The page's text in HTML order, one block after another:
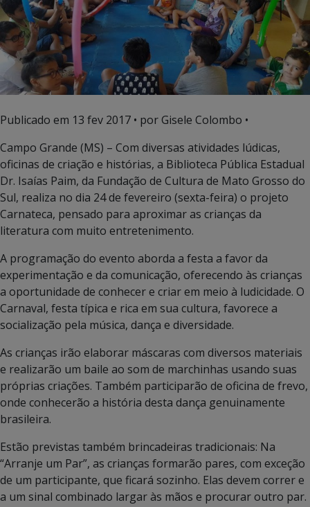
Publicado em 13 fev 2017 • por Gisele Colombo •
Campo Grande (MS) – Com diversas atividades lúdicas,
oficinas de criação e histórias, a Biblioteca Pública Estadual
Dr. Isaías Paim, da Fundação de Cultura de Mato Grosso do
Sul, realiza no dia 24 de fevereiro (sexta-feira) o projeto
Carnateca, pensado para aproximar as crianças da
literatura com muito entretenimento.
A programação do evento aborda a festa a favor da
experimentação e da comunicação, oferecendo às crianças
a oportunidade de conhecer e criar em meio à ludicidade. O
Carnaval, festa típica e rica em sua cultura, favorece a
socialização pela música, dança e diversidade.
As crianças irão elaborar máscaras com diversos materiais
e realizarão um baile ao som de marchinhas usando suas
próprias criações. Também participarão de oficina de frevo,
onde conhecerão a história desta dança genuinamente
brasileira.
Estão previstas também brincadeiras tradicionais: Na
“Arranje um Par”, as crianças formarão pares, com exceção
de um participante, que ficará sozinho. Elas devem correr e
a um sinal combinado largar às mãos e procurar outro par.